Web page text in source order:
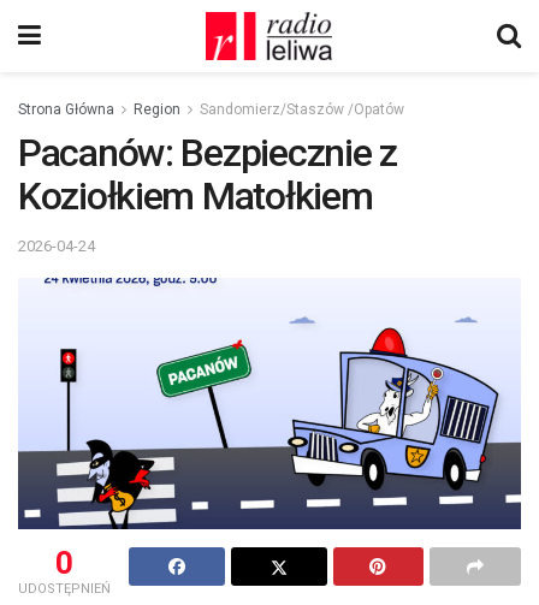
Strona Główna Region Sandomierz/Staszów /Opatów
Pacanów: Bezpiecznie z
Koziołkiem Matołkiem
2026-04-24
0
UDOSTĘPNIEŃ